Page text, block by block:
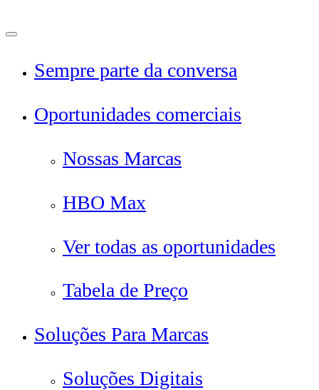
Menu
Sempre parte da conversa
Oportunidades comerciais
Nossas Marcas
HBO Max
Ver todas as oportunidades
Tabela de Preço
Soluções Para Marcas
Soluções Digitais